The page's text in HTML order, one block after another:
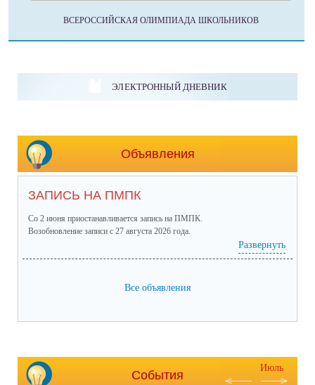
ВСЕРОССИЙСКАЯ ОЛИМПИАДА ШКОЛЬНИКОВ
ЭЛЕКТРОННЫЙ ДНЕВНИК
Объявления
ЗАПИСЬ НА ПМПК
Со 2 июня приостанавливается запись на ПМПК.
Возобновление записи с 27 августа 2026 года.
Развернуть
Все объявления
События
Июль